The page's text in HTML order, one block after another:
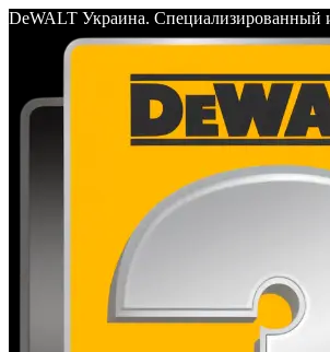
DeWALT Украина.